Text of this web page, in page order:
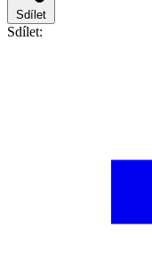
Sdílet
Sdílet: